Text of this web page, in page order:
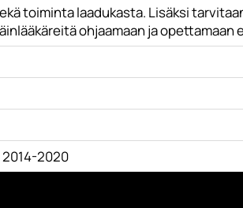
toiminta laadukasta. Lisäksi
ohjaamaan ja
2014-2020